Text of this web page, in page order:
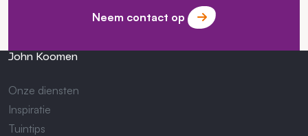
Neem contact op
John Koomen
Onze diensten
Inspiratie
Tuintips